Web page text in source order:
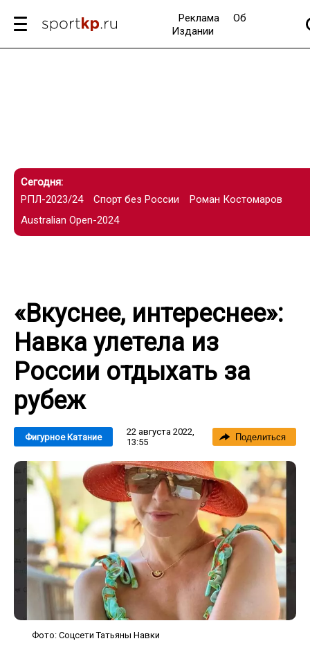
Реклама
Об
Издании
Сегодня:
РПЛ-2023/24
Спорт без России
Роман Костомаров
Australian Open-2024
«Вкуснее, интереснее»:
Навка улетела из
России отдыхать за
рубеж
Фигурное Катание
22 августа 2022,
13:55
Поделиться
Фото: Соцсети Татьяны Навки